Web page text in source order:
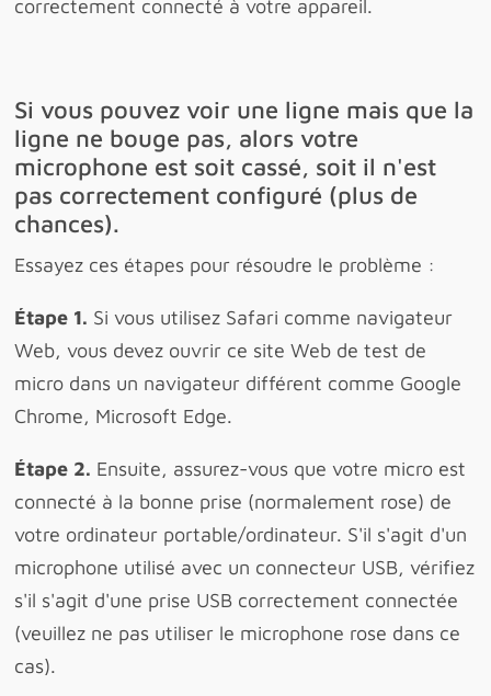
correctement connecté à votre appareil.
Si vous pouvez voir une ligne mais que la
ligne ne bouge pas, alors votre
microphone est soit cassé, soit il n'est
pas correctement configuré (plus de
chances).
Essayez ces étapes pour résoudre le problème :
Étape 1. Si vous utilisez Safari comme navigateur
Web, vous devez ouvrir ce site Web de test de
micro dans un navigateur différent comme Google
Chrome, Microsoft Edge.
Étape 2. Ensuite, assurez-vous que votre micro est
connecté à la bonne prise (normalement rose) de
votre ordinateur portable/ordinateur. S'il s'agit d'un
microphone utilisé avec un connecteur USB, vérifiez
s'il s'agit d'une prise USB correctement connectée
(veuillez ne pas utiliser le microphone rose dans ce
cas).